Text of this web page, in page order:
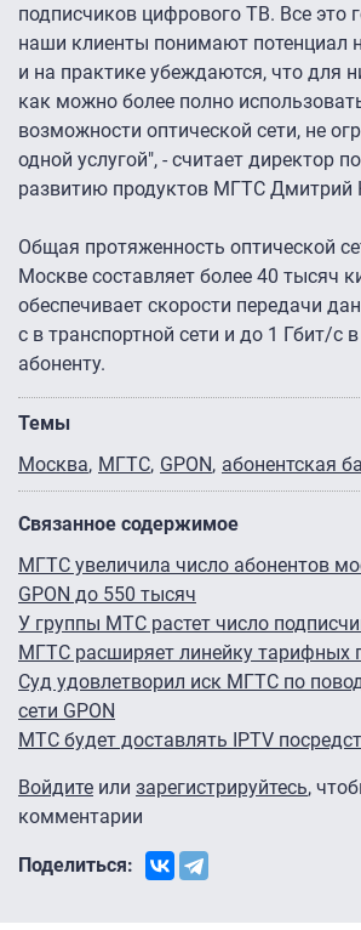
подписчиков цифрового ТВ. Все это
наши клиенты понимают потенциал
и на практике убеждаются, что для
как можно более полно
возможности оптической сети, не
одной услугой", - считает директор
развитию продуктов МГТС Дмитрий
Общая протяженность оптической
Москве составляет более 40 тысяч
обеспечивает скорости передачи
с в транспортной сети и до 1 Гбит/с
абоненту.
Темы
Москва МГТС GPON абонентская
Связанное содержимое
МГТС увеличила число абонентов
GPON до 550 тысяч
У группы МТС растет число
МГТС расширяет линейку тарифных
Суд удовлетворил иск МГТС по
сети GPON
МТС будет доставлять IPTV
Войдите или зарегистрируйтесь,
комментарии
Поделиться: